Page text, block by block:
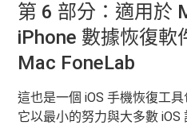
第 6 部分：適用於
iPhone 數據恢復
Mac FoneLab
這也是一個 iOS 手機恢復工
它以最小的努力與大多數 iOS